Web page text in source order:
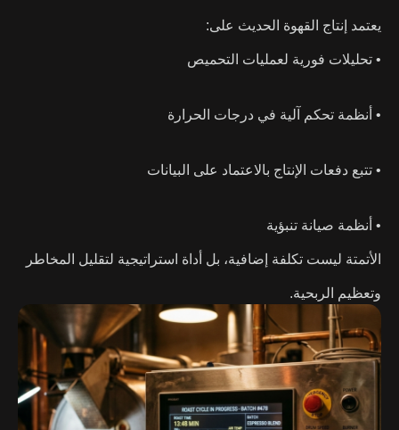
يعتمد إنتاج القهوة الحديث على:
• تحليلات فورية لعمليات التحميص
• أنظمة تحكم آلية في درجات الحرارة
• تتبع دفعات الإنتاج بالاعتماد على البيانات
• أنظمة صيانة تنبؤية
الأتمتة ليست تكلفة إضافية، بل أداة استراتيجية لتقليل المخاطر
وتعظيم الربحية.